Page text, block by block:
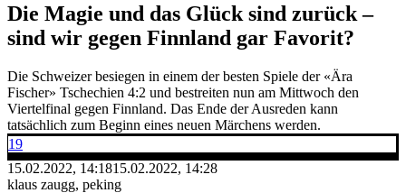
Die Magie und das Glück sind zurück –
sind wir gegen Finnland gar Favorit?
Die Schweizer besiegen in einem der besten Spiele der «Ära
Fischer» Tschechien 4:2 und bestreiten nun am Mittwoch den
Viertelfinal gegen Finnland. Das Ende der Ausreden kann
tatsächlich zum Beginn eines neuen Märchens werden.
19
15.02.2022, 14:1815.02.2022, 14:28
klaus zaugg, peking